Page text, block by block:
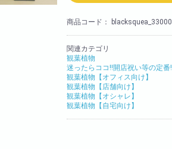
商品コード： blacksquea_33000
関連カテゴリ
観葉植物
迷ったらココ!!開店祝い等の定番!
観葉植物【オフィス向け】
観葉植物【店舗向け】
観葉植物【オシャレ】
観葉植物【自宅向け】